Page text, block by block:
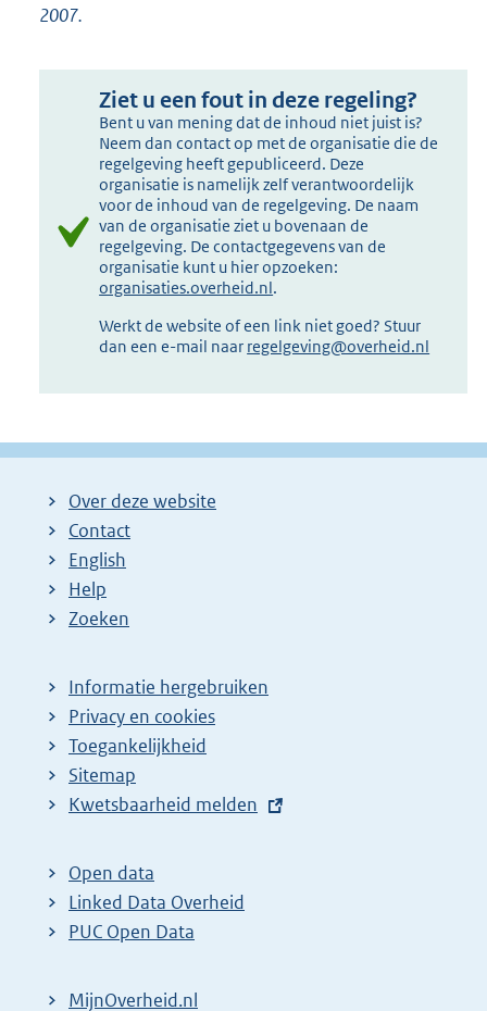
2007.
Ziet u een fout in deze regeling?
Bent u van mening dat de inhoud niet juist is?
Neem dan contact op met de organisatie die de
regelgeving heeft gepubliceerd. Deze
organisatie is namelijk zelf verantwoordelijk
voor de inhoud van de regelgeving. De naam
van de organisatie ziet u bovenaan de
regelgeving. De contactgegevens van de
organisatie kunt u hier opzoeken:
organisaties.overheid.nl.
Werkt de website of een link niet goed? Stuur
dan een e-mail naar regelgeving@overheid.nl
Over deze website
Contact
English
Help
Zoeken
Informatie hergebruiken
Privacy en cookies
Toegankelijkheid
Sitemap
E
t
e
r
Kwetsbaarheid melden
Open data
Linked Data Overheid
PUC Open Data
MijnOverheid.nl